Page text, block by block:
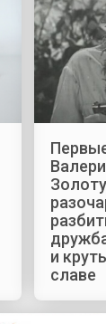
и
славе